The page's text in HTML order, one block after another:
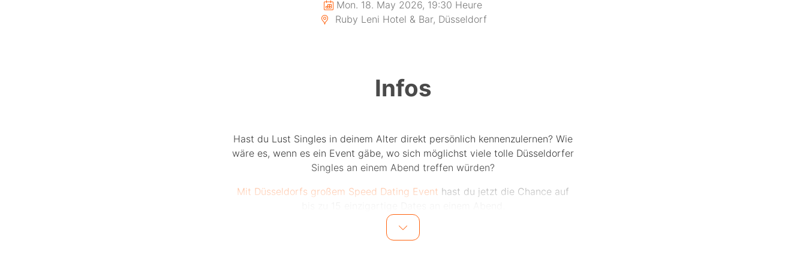
Mon. 18. May 2026, 19:30 Heure
Ruby Leni Hotel & Bar, Düsseldorf
Infos
Hast du Lust Singles in deinem Alter direkt persönlich kennenzulernen? Wie
wäre es, wenn es ein Event gäbe, wo sich möglichst viele tolle Düsseldorfer
Singles an einem Abend treffen würden?
Mit Düsseldorfs großem Speed Dating Event hast du jetzt die Chance auf
Bis zu 15 Männer und 15 Frauen in einer Altersgruppe lernen sich während
kurzer Dates kennen. Bei jedem Date sitzen sich jeweils ein Mann und eine